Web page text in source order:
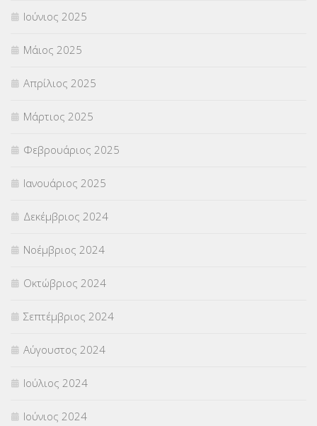
Ιούνιος 2025
Μάιος 2025
Απρίλιος 2025
Μάρτιος 2025
Φεβρουάριος 2025
Ιανουάριος 2025
Δεκέμβριος 2024
Νοέμβριος 2024
Οκτώβριος 2024
Σεπτέμβριος 2024
Αύγουστος 2024
Ιούλιος 2024
Ιούνιος 2024